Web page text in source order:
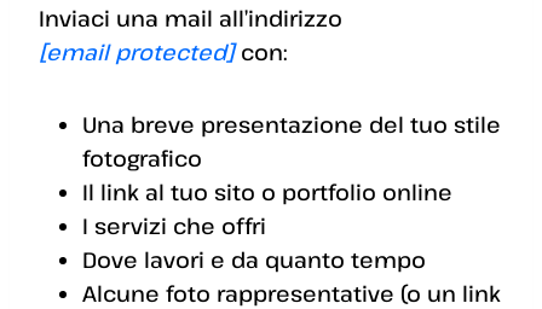
Inviaci una mail all’indirizzo
[email protected]con:
Una breve presentazione del tuo stile
fotografico
Il link al tuo sito o portfolio online
I servizi che offri
Dove lavori e da quanto tempo
Alcune foto rappresentative (o un link